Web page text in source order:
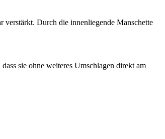
Durch die innenliegende Manschette
sie ohne weiteres Umschlagen direkt am